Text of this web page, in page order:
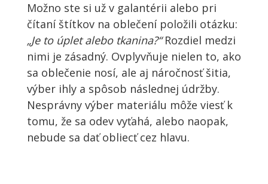
Možno ste si už v galantérii alebo pri
čítaní štítkov na oblečení položili otázku:
„Je to úplet alebo tkanina?“Rozdiel medzi
nimi je zásadný. Ovplyvňuje nielen to, ako
sa oblečenie nosí, ale aj náročnosť šitia,
výber ihly a spôsob následnej údržby.
Nesprávny výber materiálu môže viesť k
tomu, že sa odev vyťahá, alebo naopak,
nebude sa dať obliecť cez hlavu.